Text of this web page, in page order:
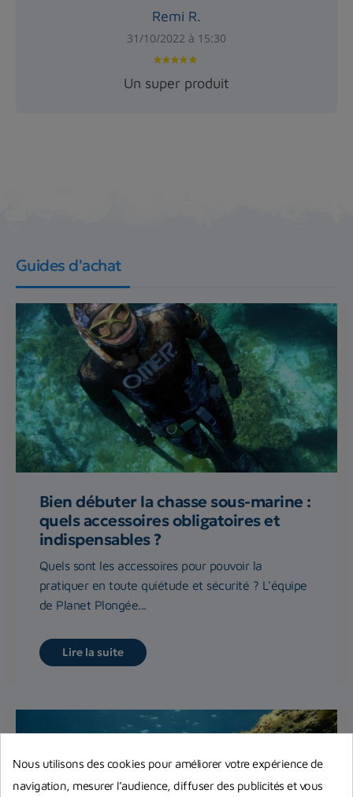
Remi R.
31/10/2022 à 15:30
Un super produit
Guides d'achat
Bien débuter la chasse sous-marine :
quels accessoires obligatoires et
indispensables ?
Quels sont les accessoires pour pouvoir la
pratiquer en toute quiétude et sécurité ? L'équipe
de Planet Plongée...
Lire la suite
Nous utilisons des cookies pour améliorer votre expérience de
navigation, mesurer l’audience, diffuser des publicités et vous